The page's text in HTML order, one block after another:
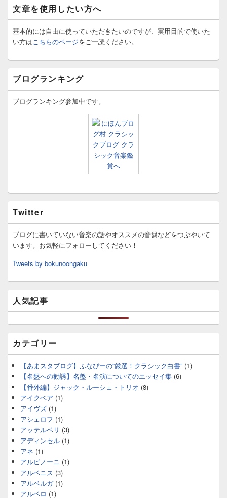
文章を使用したい方へ
基本的には自由に使っていただきたいのですが、実用目的で使いた
い方はこちらのページをご一読ください。
ブログランキング
ブログランキング参加中です。
Twitter
ブログに書いていない音楽の話やオススメの音盤などをつぶやいて
います。お気軽にフォローしてください！
Tweets by bokunoongaku
人気記事
カテゴリー
【あまスタブログ】ふなぴーの“厳選！クラシック白書” (1)
【名盤への勧誘】名盤・名演についてのエッセイ集 (6)
【番外編】ジャック・ルーシェ・トリオ (8)
アイクベア (1)
アイヴズ (1)
アシェロフ (1)
アッテルベリ (3)
アディンセル (1)
アネ (1)
アルビノーニ (1)
アルベニス (3)
アルベルガ(1)
アルベロ (1)